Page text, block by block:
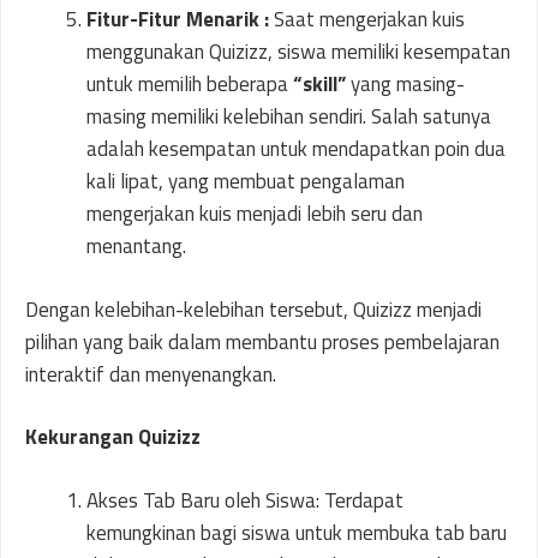
Fitur-Fitur Menarik :Saat mengerjakan kuis
menggunakan Quizizz, siswa memiliki kesempatan
untuk memilih beberapa“skill”yang masing-
masing memiliki kelebihan sendiri. Salah satunya
adalah kesempatan untuk mendapatkan poin dua
kali lipat, yang membuat pengalaman
mengerjakan kuis menjadi lebih seru dan
menantang.
Dengan kelebihan-kelebihan tersebut, Quizizz menjadi
pilihan yang baik dalam membantu proses pembelajaran
interaktif dan menyenangkan.
Kekurangan Quizizz
Akses Tab Baru oleh Siswa: Terdapat
kemungkinan bagi siswa untuk membuka tab baru